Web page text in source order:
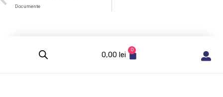
Documente
0,00 lei
0